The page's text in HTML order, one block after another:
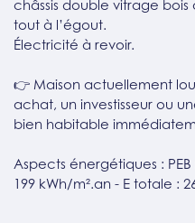
châssis double vitrage
tout à l’égout.
Électricité à revoir.
👉 Maison actuellement
achat, un investisseur ou
bien habitable
Aspects énergétiques : PEB
199 kWh/m².an - E totale :